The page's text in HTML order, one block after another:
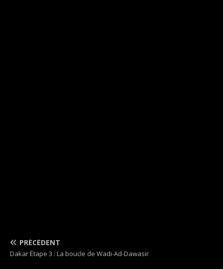
PRÉCÉDENT
Dakar Étape 3 : La boucle de Wadi-Ad-Dawasir